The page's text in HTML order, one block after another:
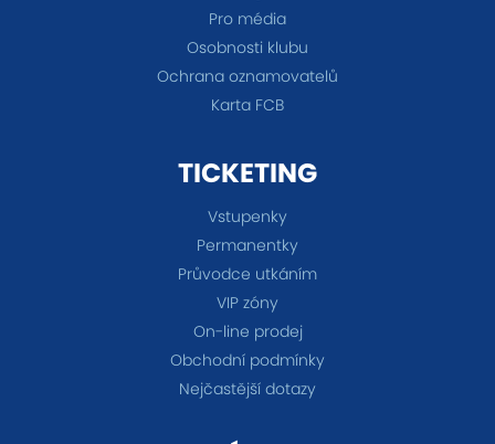
Pro média
Osobnosti klubu
Ochrana oznamovatelů
Karta FCB
TICKETING
Vstupenky
Permanentky
Průvodce utkáním
VIP zóny
On-line prodej
Obchodní podmínky
Nejčastější dotazy